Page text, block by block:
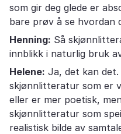
som gir deg glede er
bare prøv å se hvordan
Henning: Så
innblikk i naturlig bruk
Helene: Ja, det kan
skjønnlitteratur som er
eller er mer poetisk,
skjønnlitteratur som
realistisk bilde av